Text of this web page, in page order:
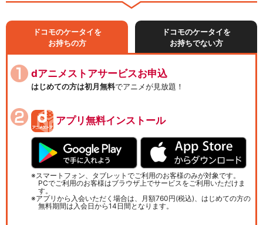
ドコモのケータイを
お持ちの方
ドコモのケータイを
お持ちでない方
dアニメストアサービスお申込
はじめての方は初月無料でアニメが見放題！
アプリ無料インストール
スマートフォン、タブレットでご利用のお客様のみが対象です。
PCでご利用のお客様はブラウザ上でサービスをご利用いただけま
す。
アプリから入会いただく場合は、月額760円(税込)、はじめての方の
無料期間は入会日から14日間となります。